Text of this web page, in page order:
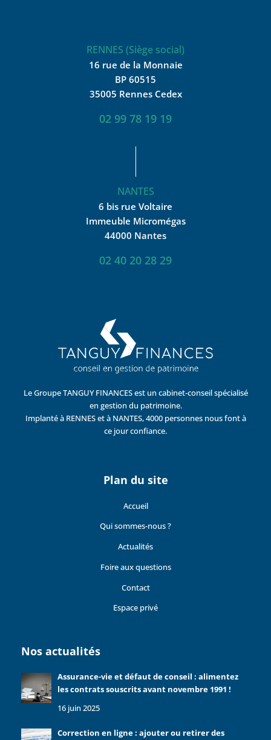
RENNES (Siège social)
16 rue de la Monnaie
BP 60515
35005 Rennes Cedex
02 99 78 19 19
NANTES
6 bis rue Voltaire
Immeuble Micromégas
44000 Nantes
02 40 20 28 29
Le Groupe TANGUY FINANCES est un cabinet-conseil spécialisé
en gestion du patrimoine.
Implanté à RENNES et à NANTES, 4000 personnes nous font à
ce jour confiance.
Plan du site
Accueil
Qui sommes-nous ?
Actualités
Foire aux questions
Contact
Espace privé
Nos actualités
Assurance-vie et défaut de conseil : alimentez
les contrats souscrits avant novembre 1991 !
16 juin 2025
Correction en ligne : ajouter ou retirer des